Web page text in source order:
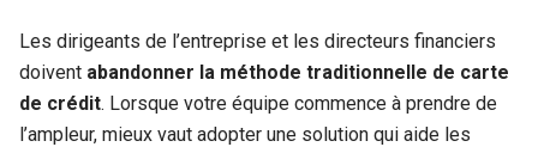
Les dirigeants de l’entreprise et les directeurs financiers
doivent abandonner la méthode traditionnelle de carte
de crédit. Lorsque votre équipe commence à prendre de
l’ampleur, mieux vaut adopter une solution qui aide les